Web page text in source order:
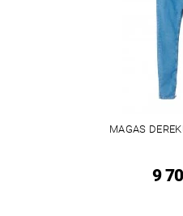
MAGAS
9